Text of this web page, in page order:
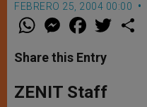
FEBRERO 25, 2004 00:00
W
t
s
p
p
M
e
s
e
g
e
F
a
e
b
o
k
w
Share this Entry
ZENIT Staff